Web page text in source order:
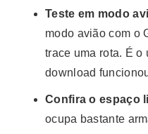
Teste em modo
modo avião com o
trace uma rota. É
download
Confira o espaço
ocupa bastante